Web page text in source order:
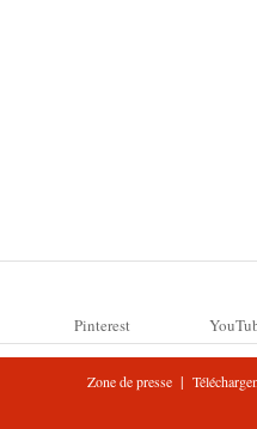
Pinterest
Zone de presse |